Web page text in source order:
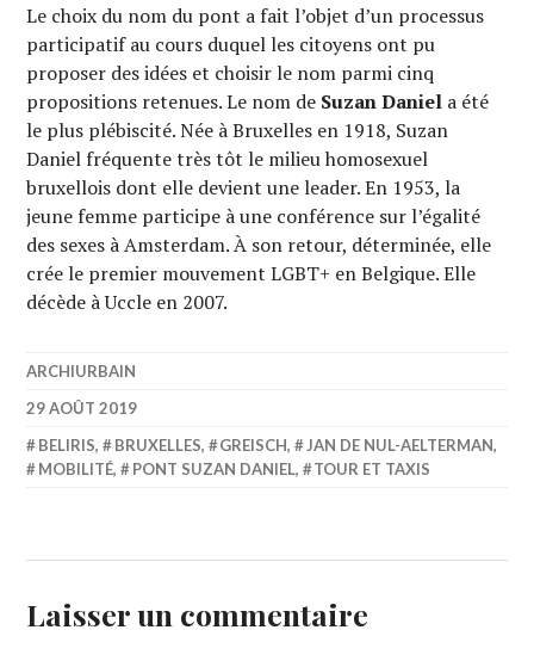
Le choix du nom du pont a fait l’objet d’un processus
participatif au cours duquel les citoyens ont pu
proposer des idées et choisir le nom parmi cinq
propositions retenues. Le nom de Suzan Daniel a été
le plus plébiscité. Née à Bruxelles en 1918, Suzan
Daniel fréquente très tôt le milieu homosexuel
bruxellois dont elle devient une leader. En 1953, la
jeune femme participe à une conférence sur l’égalité
des sexes à Amsterdam. À son retour, déterminée, elle
crée le premier mouvement LGBT+ en Belgique. Elle
décède à Uccle en 2007.
ARCHIURBAIN
29 AOÛT 2019
BELIRIS, BRUXELLES, GREISCH, JAN DE NUL-AELTERMAN,
MOBILITÉ, PONT SUZAN DANIEL, TOUR ET TAXIS
Laisser un commentaire